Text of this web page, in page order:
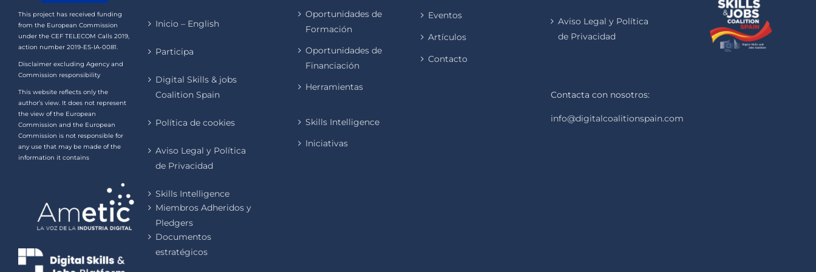
This project has received funding
from the European Commission
under the CEF TELECOM Calls 2019,
action number 2019-ES-IA-0081.
Disclaimer excluding Agency and
Commission responsibility
This website reflects only the
author’s view. It does not represent
the view of the European
Commission and the European
Commission is not responsible for
any use that may be made of the
information it contains
Inicio – English
Participa
Digital Skills & jobs
Coalition Spain
Política de cookies
Aviso Legal y Política
de Privacidad
Skills Intelligence
Miembros Adheridos y
Pledgers
Documentos
estratégicos
Oportunidades de
Formación
Oportunidades de
Financiación
Herramientas
Skills Intelligence
Iniciativas
Eventos
Artículos
Contacto
Aviso Legal y Política
de Privacidad
Contacta con nosotros:
info@digitalcoalitionspain.com